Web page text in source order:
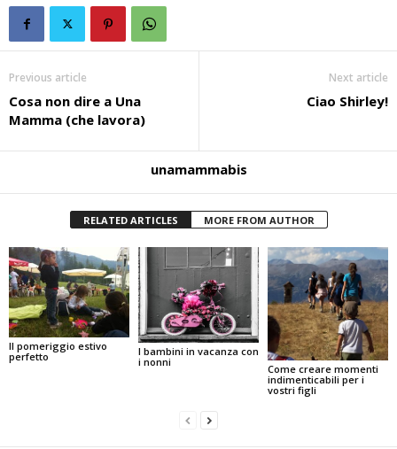
Previous article
Cosa non dire a Una
Mamma (che lavora)
Next article
Ciao Shirley!
unamammabis
RELATED ARTICLES MORE FROM AUTHOR
Il pomeriggio estivo
perfetto
I bambini in vacanza con
i nonni
Come creare momenti
indimenticabili per i
vostri figli